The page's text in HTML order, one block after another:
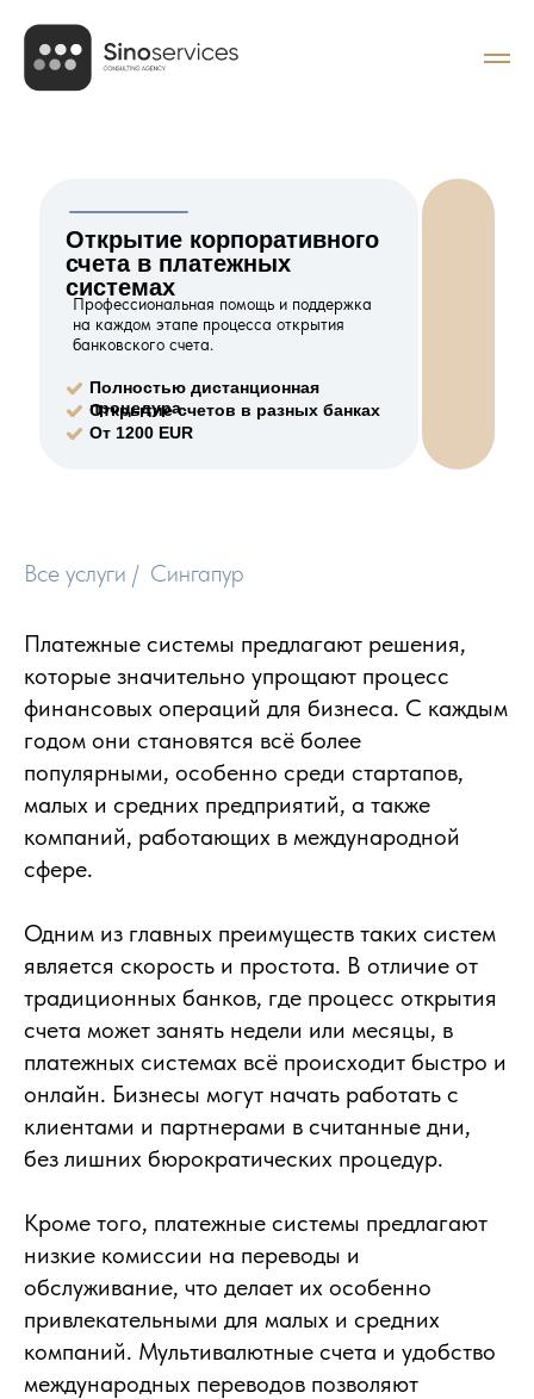
Открытие корпоративного
счета в платежных
системах
Полностью дистанционная
процедура
Открытие счетов в разных банках
От 1200 EUR
Профессиональная помощь и поддержка
на каждом этапе процесса открытия
банковского счета.
Все услуги / Сингапур
Платежные системы предлагают решения,
которые значительно упрощают процесс
финансовых операций для бизнеса. С каждым
годом они становятся всё более
популярными, особенно среди стартапов,
малых и средних предприятий, а также
компаний, работающих в международной
сфере.
Одним из главных преимуществ таких систем
является скорость и простота. В отличие от
традиционных банков, где процесс открытия
счета может занять недели или месяцы, в
платежных системах всё происходит быстро и
онлайн. Бизнесы могут начать работать с
клиентами и партнерами в считанные дни,
без лишних бюрократических процедур.
Кроме того, платежные системы предлагают
низкие комиссии на переводы и
обслуживание, что делает их особенно
привлекательными для малых и средних
компаний. Мультивалютные счета и удобство
международных переводов позволяют